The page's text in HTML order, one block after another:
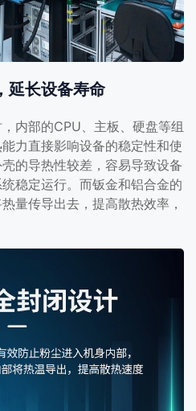
延长设备寿命
内部的CPU、主板、硬盘等组
力直接影响设备的稳定性和使
的导热性较差，容易导致设备
稳定运行。而钣金和铝合金的
量传导出去，提高散热效率，